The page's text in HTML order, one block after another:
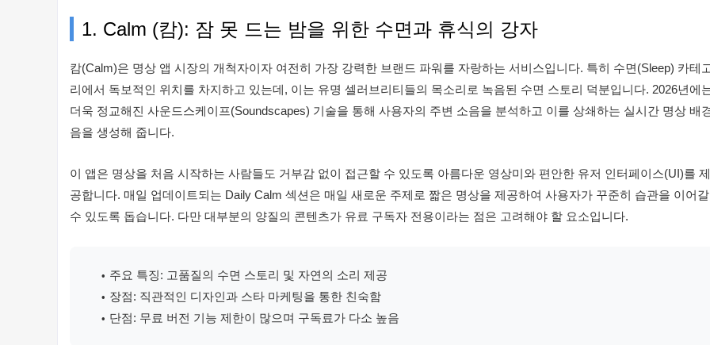
1. Calm (캄): 잠 못 드는 밤을 위한 수면과 휴식의 강자
캄(Calm)은 명상 앱 시장의 개척자이자 여전히 가장 강력한 브랜드 파워를 자랑하는 서비스입니다. 특히 수면(Sleep) 카테
리에서 독보적인 위치를 차지하고 있는데, 이는 유명 셀러브리티들의 목소리로 녹음된 수면 스토리 덕분입니다. 2026년에
더욱 정교해진 사운드스케이프(Soundscapes) 기술을 통해 사용자의 주변 소음을 분석하고 이를 상쇄하는 실시간 명상 배
음을 생성해 줍니다.
이 앱은 명상을 처음 시작하는 사람들도 거부감 없이 접근할 수 있도록 아름다운 영상미와 편안한 유저 인터페이스(UI)를 제
공합니다. 매일 업데이트되는 Daily Calm 섹션은 매일 새로운 주제로 짧은 명상을 제공하여 사용자가 꾸준히 습관을 이어갈
수 있도록 돕습니다. 다만 대부분의 양질의 콘텐츠가 유료 구독자 전용이라는 점은 고려해야 할 요소입니다.
주요 특징: 고품질의 수면 스토리 및 자연의 소리 제공
장점: 직관적인 디자인과 스타 마케팅을 통한 친숙함
단점: 무료 버전 기능 제한이 많으며 구독료가 다소 높음